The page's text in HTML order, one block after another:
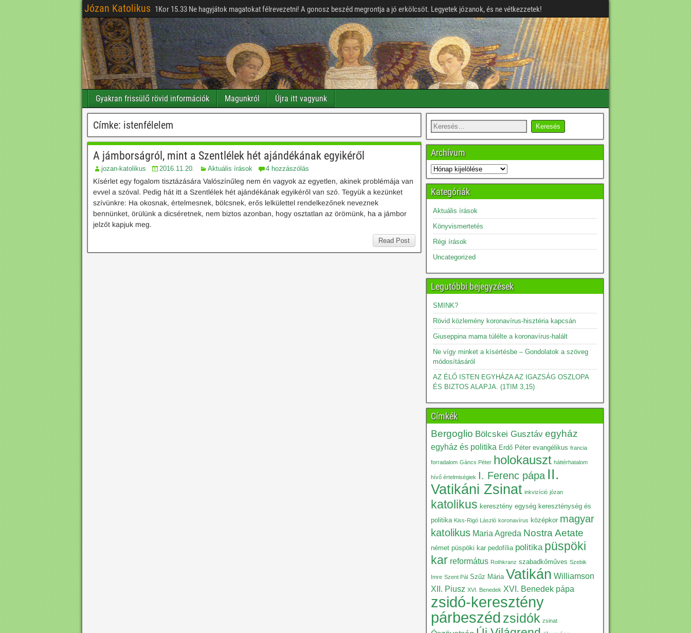
Józan Katolikus 1Kor 15.33 Ne hagyjátok magatokat félrevezetni! A gonosz beszéd megrontja a jó erkölcsöt. Legyetek józanok, és ne vétkezzetek!
Gyakran frissülő rövid információk Magunkról Újra itt vagyunk
Címke: istenfélelem
A jámborságról, mint a Szentlélek hét ajándékának egyikéről
jozan-katolikus 2016.11.20. Aktuális írások 4 hozzászólás
Kísérlet egy fogalom tisztázására Valószínűleg nem én vagyok az egyetlen, akinek problémája van
evvel a szóval. Pedig hát itt a Szentlélek hét ajándékának egyikéről van szó. Tegyük a kezünket
szívünkre: Ha okosnak, értelmesnek, bölcsnek, erős lelkülettel rendelkezőnek neveznek
bennünket, örülünk a dicséretnek, nem biztos azonban, hogy osztatlan az örömünk, ha a jámbor
jelzőt kapjuk meg.
Read Post
Archívum
Kategóriák
Aktuális írások
Könyvismertetés
Régi írások
Uncategorized
Legutóbbi bejegyzések
SMINK?
Rövid közlemény koronavírus-hisztéria kapcsán
Giuseppina mama túlélte a koronavírus-halált
Ne vígy minket a kísértésbe – Gondolatok a szöveg
módosításáról
AZ ÉLŐ ISTEN EGYHÁZA AZ IGAZSÁG OSZLOPA
ÉS BIZTOS ALAPJA. (1TIM 3,15)
Címkék
Bergoglio Bölcskei Gusztáv egyház
egyház és politika Erdő Péter evangélikus francia
forradalom Gáncs Péter holokauszt háttérhatalom
hívő értelmiségiek I. Ferenc pápa II.
Vatikáni Zsinat inkvizíció józan
katolikus keresztény egység kereszténység és
politika Kiss-Rigó László koronavírus középkor magyar
katolikus Maria Agreda Nostra Aetate
német püspöki kar pedofília politika püspöki
kar református Rothkranz szabadkőműves Szebik
Imre Szent Pál Szűz Mária Vatikán Williamson
XII. Piusz XVI. Benedek XVI. Benedek pápa
zsidó-keresztény
párbeszéd zsidók zsinat